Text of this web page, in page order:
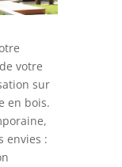
votre
sur
en bois.
envies :